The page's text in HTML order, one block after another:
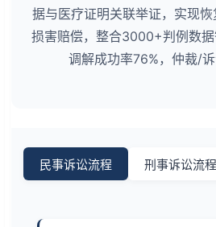
据与医疗证明关联举证，实现
损害赔偿，整合3000+判例数据
调解成功率76%，仲裁/
民事诉讼流程 刑事诉讼流程